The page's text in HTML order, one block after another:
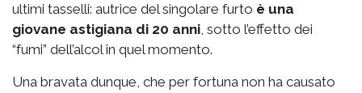
ultimi tasselli: autrice del singolare furto è una
giovane astigiana di 20 anni, sotto l’effetto dei
“fumi” dell’alcol in quel momento.
Una bravata dunque, che per fortuna non ha causato